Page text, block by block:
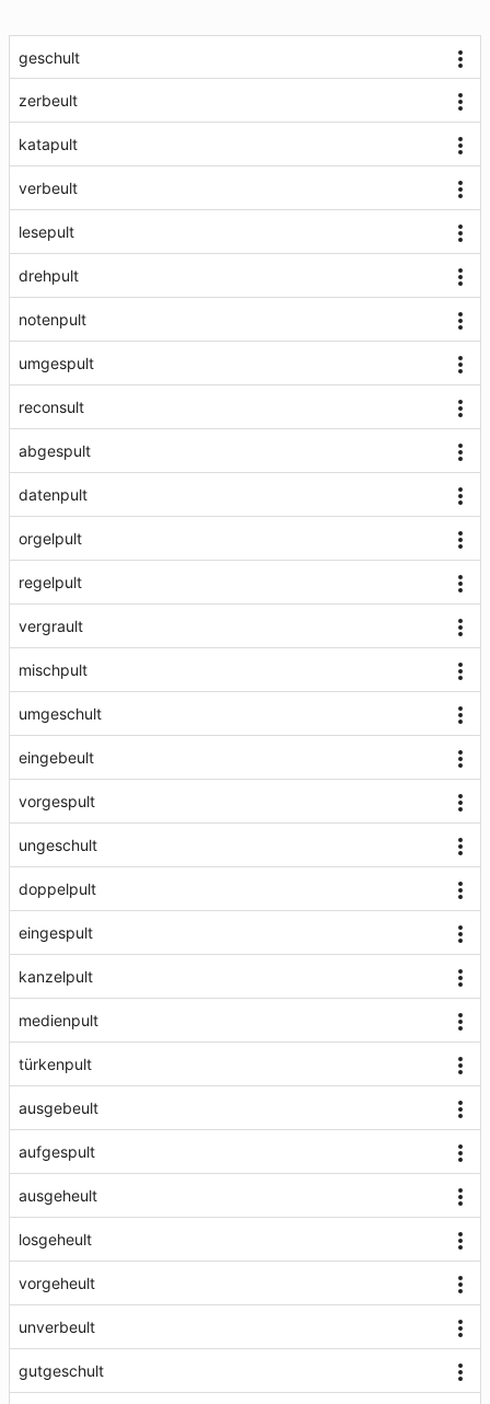
geschult
zerbeult
katapult
verbeult
lesepult
drehpult
notenpult
umgespult
reconsult
abgespult
datenpult
orgelpult
regelpult
vergrault
mischpult
umgeschult
eingebeult
vorgespult
ungeschult
doppelpult
eingespult
kanzelpult
medienpult
türkenpult
ausgebeult
aufgespult
ausgeheult
losgeheult
vorgeheult
unverbeult
gutgeschult